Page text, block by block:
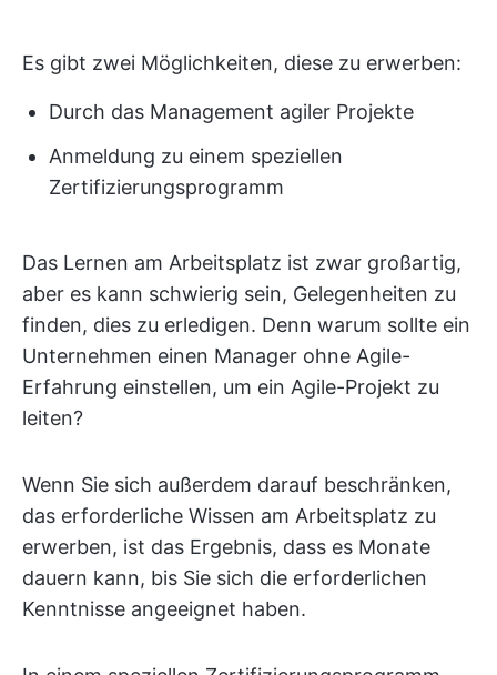
Es gibt zwei Möglichkeiten, diese zu erwerben:
Durch das Management agiler Projekte
Anmeldung zu einem speziellen
Zertifizierungsprogramm
Das Lernen am Arbeitsplatz ist zwar großartig,
aber es kann schwierig sein, Gelegenheiten zu
finden, dies zu erledigen. Denn warum sollte ein
Unternehmen einen Manager ohne Agile-
Erfahrung einstellen, um ein Agile-Projekt zu
leiten?
Wenn Sie sich außerdem darauf beschränken,
das erforderliche Wissen am Arbeitsplatz zu
erwerben, ist das Ergebnis, dass es Monate
dauern kann, bis Sie sich die erforderlichen
Kenntnisse angeeignet haben.